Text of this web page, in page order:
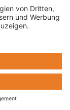
ganz oben in
Bereich.
kannst oder